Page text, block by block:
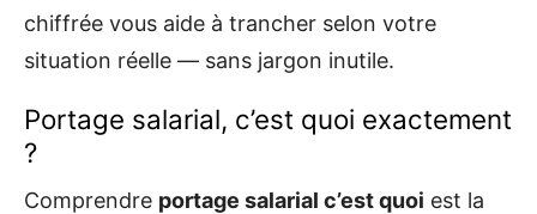
chiffrée vous aide à trancher selon votre
situation réelle — sans jargon inutile.
Portage salarial, c’est quoi exactement
?
Comprendre portage salarial c’est quoi est la